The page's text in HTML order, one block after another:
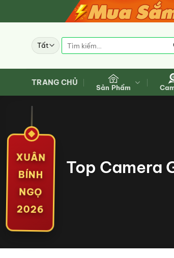
Tìm
kiếm:
TRANG CHỦ
Sản Phẩm
Top Camera
XUÂN
BÍNH
NGỌ
2026